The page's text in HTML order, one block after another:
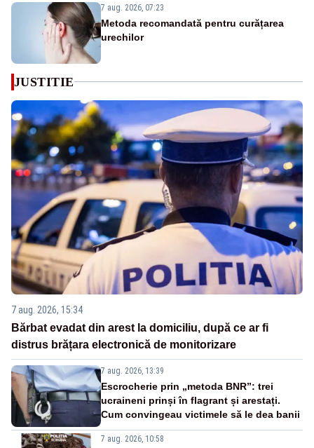
7 aug. 2026, 07:23
Metoda recomandată pentru curățarea
urechilor
JUSTITIE
7 aug. 2026, 15:34
Bărbat evadat din arest la domiciliu, după ce ar fi
distrus brățara electronică de monitorizare
7 aug. 2026, 13:39
Escrocherie prin „metoda BNR”: trei
ucraineni prinși în flagrant și arestați.
Cum convingeau victimele să le dea banii
7 aug. 2026, 10:58